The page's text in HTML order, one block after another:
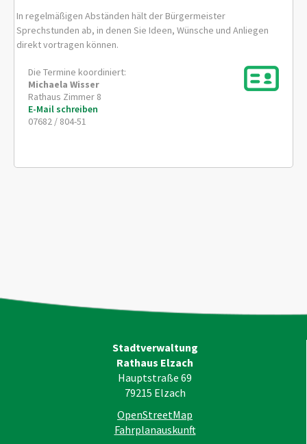
In regelmäßigen Abständen hält der Bürgermeister
Sprechstunden ab, in denen Sie Ideen, Wünsche und Anliegen
direkt vortragen können.
Die Termine koordiniert:
Michaela Wisser
Rathaus Zimmer 8
E-Mail schreiben
07682 / 804-51
Stadtverwaltung
Rathaus Elzach
Hauptstraße 69
79215 Elzach
OpenStreetMap
Fahrplanauskunft